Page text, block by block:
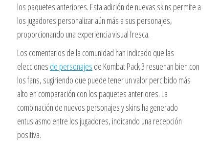
los paquetes anteriores. Esta adición de nuevas skins permite a
los jugadores personalizar aún más a sus personajes,
proporcionando una experiencia visual fresca.
Los comentarios de la comunidad han indicado que las
elecciones de personajes de Kombat Pack 3 resuenan bien con
los fans, sugiriendo que puede tener un valor percibido más
alto en comparación con los paquetes anteriores. La
combinación de nuevos personajes y skins ha generado
entusiasmo entre los jugadores, indicando una recepción
positiva.